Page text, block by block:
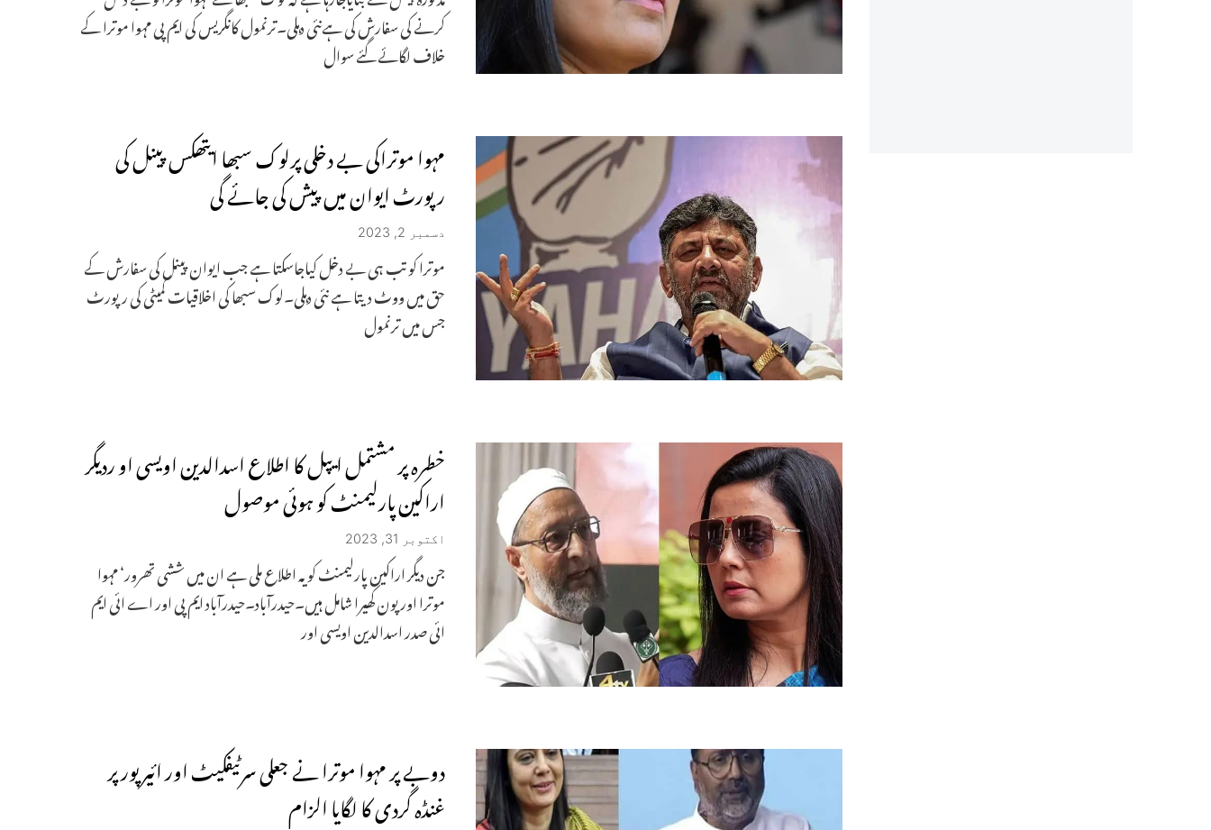
کرنے کی سفارش کی ہےنئی دہلی۔ترنمول کانگریس کی ایم پی مہوا موترا کے
خلاف لگائے گئے سوال
مہوا موتراکی بے دخلی پرلوک سبھا ایتھکس پینل کی
رپورٹ ایوان میں پیش کی جائے گی
دسمبر 2, 2023
موترا کو تب ہی بے دخل کیاجاسکتا ہے جب ایوان پینل کی سفارش کے
حق میں ووٹ دیتا ہے نئی دہلی۔لوک سبھا کی اخلاقیات کمیٹی کی رپورٹ
جس میں ترنمول
خطرہ پر مشتمل ایپل کا اطلاع اسدالدین اویسی او ردیگر
اراکین پارلیمنٹ کو ہوئی موصول
اکتوبر 31, 2023
جن دیگر اراکین پارلیمنٹ کویہ اطلاع ملی ہے ان میں ششی تھرور‘ مہوا
موترا اور پون کھیرا شامل ہیں۔حیدرآباد۔حیدرآباد ایم پی اور اے ائی ایم
ائی صدر اسدالدین اویسی اور
دوبے پر مہوا موترا نے جعلی سرٹیفکیٹ اور ائیر پور پر
غنڈہ گردی کا لگایا الزام